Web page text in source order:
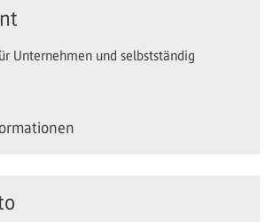
Unternehmen und selbstständig